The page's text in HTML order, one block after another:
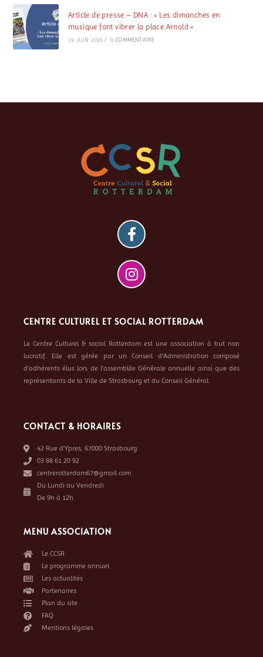
Article de presse – DNA : « Les dimanches en
musique font vibrer la place Arnold »
19 JUIN 2026 / 0 COMMENTAIRE
CENTRE CULTUREL ET SOCIAL ROTTERDAM
Le Centre Culturel & social Rotterdam est une association à but non
lucratif. Elle est gérée par un Conseil d’Administration composé
d’adhérents élus lors de l’assemblée Générale annuelle ainsi que des
représentants de la Ville de Strasbourg et du Conseil Général.
CONTACT & HORAIRES
42 Rue d’Ypres, 67000 Strasbourg
03 88 61 20 92
centrerotterdam67@gmail.com
Du Lundi au Vendredi
De 9h à 12h
MENU ASSOCIATION
Le CCSR
Le programme annuel
Les actualités
Partenaires
Plan du site
FAQ
Mentions légales